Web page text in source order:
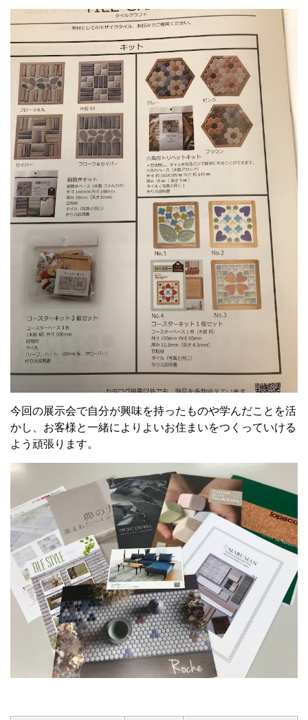
今回の展示会で自分が興味を持ったものや学んだことを活
かし、お客様と一緒によりよいお住まいをつくっていける
よう頑張ります。